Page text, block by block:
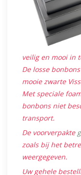
veilig en mooi in
De losse
mooie zwarte
Met speciale
bonbons niet
transport.
De voorverpakte
zoals bij het
weergegeven.
Uw gehele